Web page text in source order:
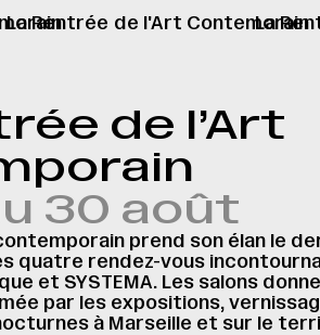
de l’Art
30 août
prend son élan le
quatre rendez-vous
et SYSTEMA. Les salons
par les expositions,
à Marseille et sur le
La Rentrée de l'Art Contemorain
La